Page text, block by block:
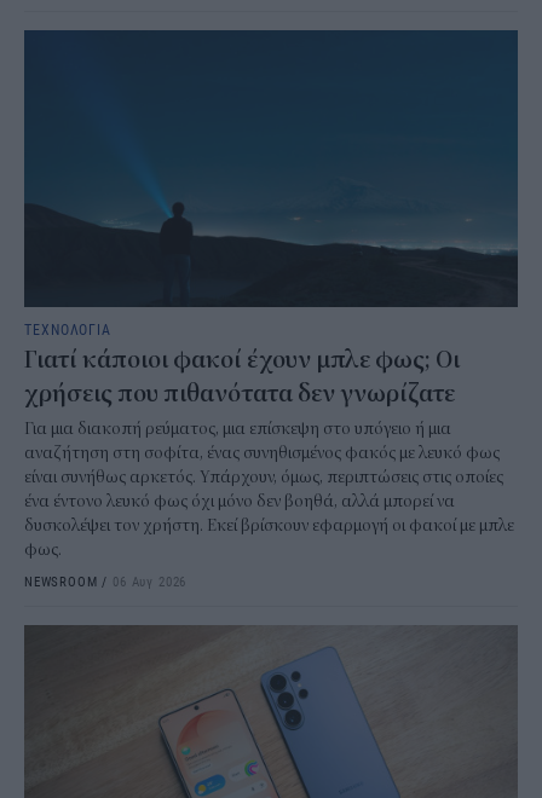
ΤΕΧΝΟΛΟΓΙΑ
Γιατί κάποιοι φακοί έχουν μπλε φως; Οι
χρήσεις που πιθανότατα δεν γνωρίζατε
Για μια διακοπή ρεύματος, μια επίσκεψη στο υπόγειο ή μια
αναζήτηση στη σοφίτα, ένας συνηθισμένος φακός με λευκό φως
είναι συνήθως αρκετός. Υπάρχουν, όμως, περιπτώσεις στις οποίες
ένα έντονο λευκό φως όχι μόνο δεν βοηθά, αλλά μπορεί να
δυσκολέψει τον χρήστη. Εκεί βρίσκουν εφαρμογή οι φακοί με μπλε
φως.
NEWSROOM / 06 Αυγ 2026